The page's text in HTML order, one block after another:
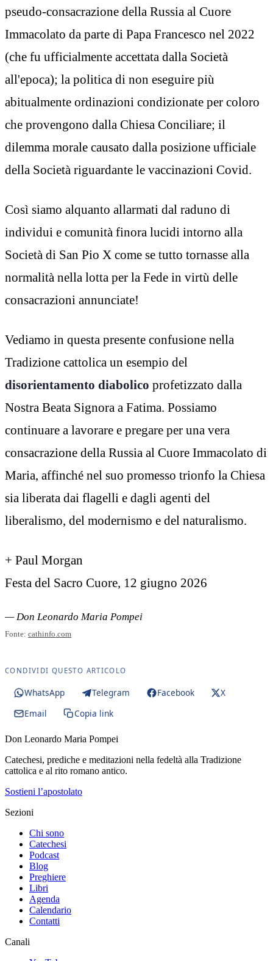
pseudo-consacrazione della Russia al Cuore
Immacolato da parte di Papa Francesco nel 2022
(che fu ufficialmente accettata dalla Società
all'epoca); la politica di non eseguire più
abitualmente ordinazioni condizionate per coloro
che provengono dalla Chiesa Conciliare; il
dilemma morale causato dalla posizione ufficiale
della Società riguardante le vaccinazioni Covid.
Così siamo alquanto allarmati dal raduno di
individui e comunità finora lucidi intorno alla
Società di San Pio X come se tutto tornasse alla
normalità nella lotta per la Fede in virtù delle
consacrazioni annunciate!
Vediamo in questa presente confusione nella
Tradizione cattolica un esempio del
disorientamento diabolico profetizzato dalla
Nostra Beata Signora a Fatima. Possiamo
continuare a lavorare e pregare per una vera
consacrazione della Russia al Cuore Immacolato di
Maria, affinché nel suo promesso trionfo la Chiesa
sia liberata dai flagelli e dagli agenti del
liberalismo, del modernismo e del naturalismo.
+ Paul Morgan
Festa del Sacro Cuore, 12 giugno 2026
— Don Leonardo Maria Pompei
Fonte: cathinfo.com
CONDIVIDI QUESTO ARTICOLO
WhatsApp Telegram Facebook
X
Email
Copia link
Don Leonardo Maria Pompei
Catechesi, prediche e meditazioni nella fedeltà alla Tradizione
cattolica e al rito romano antico.
Sostieni l’apostolato
Sezioni
Chi sono
Catechesi
Podcast
Blog
Preghiere
Libri
Agenda
Calendario
Contatti
Canali